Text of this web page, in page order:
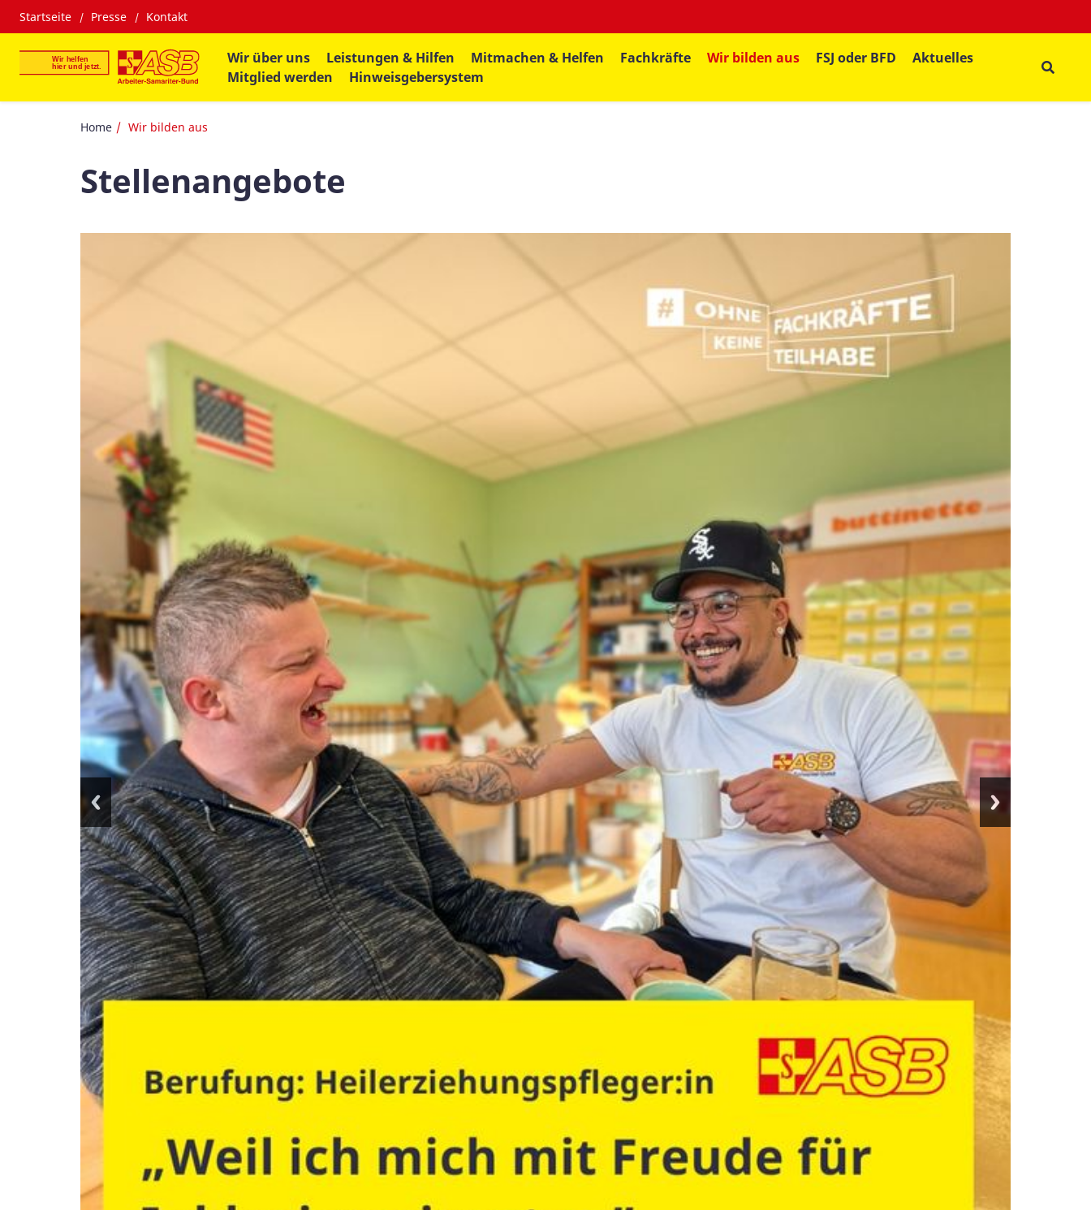
Startseite Presse Kontakt
Wir über uns Leistungen & Hilfen Mitmachen & Helfen Fachkräfte Wir bilden aus FSJ oder BFD
Aktuelles
Mitglied werden
Hinweisgebersystem
Home Wir bilden aus
Stellenangebote